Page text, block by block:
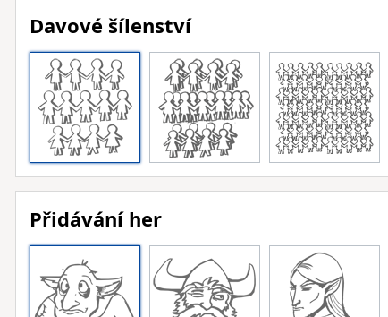
Davové šílenství
Přidávání her